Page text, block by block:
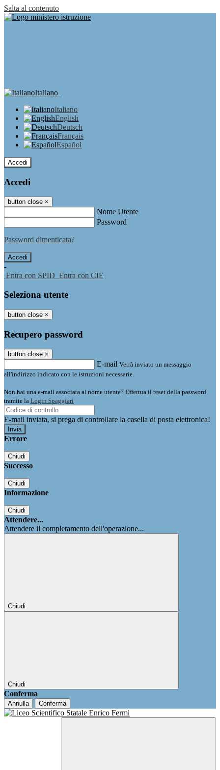
Salta al contenuto
Italiano
Italiano
English
Deutsch
Français
Español
Accedi
Accedi
button close ×
Nome Utente
Password
Password dimenticata?
-
Entra con SPID Entra con CIE
Seleziona utente
button close ×
Recupero password
button close ×
E-mail Verrà inviato un messaggio
all'indirizzo indicato con le istruzioni necessarie.
Non hai una e-mail associata al nome utente? Effettua il reset della password
tramite la Login Spaggiari
E-mail inviata, si prega di controllare la casella di posta elettronica!
Errore
Chiudi
Successo
Chiudi
Informazione
Chiudi
Attendere...
Attendere il completamento dell'operazione...
Chiudi
Chiudi
Conferma
Annulla Conferma